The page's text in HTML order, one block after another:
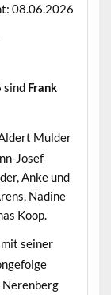
08.06.2026
sind Frank
Mulder
Josef
Anke und
Nadine
Koop.
seiner
Nerenberg